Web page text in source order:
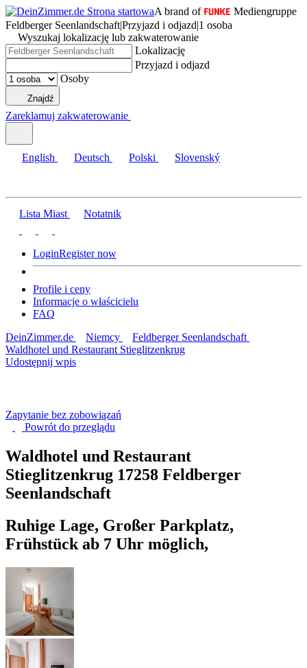
A brand of
Mediengruppe
Feldberger Seenlandschaft|Przyjazd i odjazd|1 osoba
Wyszukaj lokalizację lub zakwaterowanie
Lokalizację
Przyjazd i odjazd
Osoby
Znajdź
Zareklamuj zakwaterowanie
English Deutsch Polski Slovenský
Lista Miast Notatnik
LoginRegister now
Profile i ceny
Informacje o właścicielu
FAQ
DeinZimmer.de
Niemcy
Feldberger Seenlandschaft
Waldhotel und Restaurant Stieglitzenkrug
Udostępnij wpis
Zapytanie bez zobowiązań
Powrót do przeglądu
Waldhotel und Restaurant
Stieglitzenkrug 17258 Feldberger
Seenlandschaft
Ruhige Lage, Großer Parkplatz,
Frühstück ab 7 Uhr möglich,